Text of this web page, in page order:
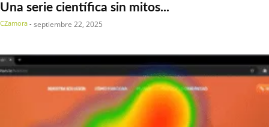
Una serie científica sin mitos...
CZamora - septiembre 22, 2025